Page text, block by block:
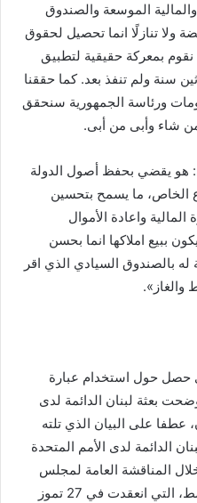
والمالية الموسعة والصندوق
ولا تنازلًا انما تحصيل لحقوق
نقوم بمعركة حقيقية لتطبيق
سنة ولم تنفذ بعد. كما حققنا
ورئاسة الجمهورية سنحقق
من شاء وأبى من أبى.
هو يقضي بحفظ أصول الدولة
الخاص، ما يسمح بتحسين
واعادة الأموال
ببيع املاكها انما بحسن
له بالصندوق السيادي الذي اقر
حصل حول استخدام عبارة
بعثة لبنان الدائمة لدى
عطفا على البيان الذي تلته
الدائمة لدى الأمم المتحدة
المناقشة العامة لمجلس
الأمن حول الحالة في الشرق الأوسط، التي انعقدت في 27 تموز